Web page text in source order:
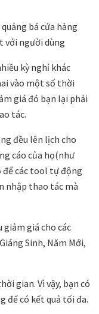
bá cửa hàng
với người dùng
kỳ nghỉ khác
vào một số thời
giá đó bạn lại phải
tác.
đều lên lịch cho
cáo của họ(như
để các tool tự động
nhập thao tác mà
giảm giá cho các
Sinh, Năm Mới,
gian. Vì vậy, bạn có
để có kết quả tối đa.